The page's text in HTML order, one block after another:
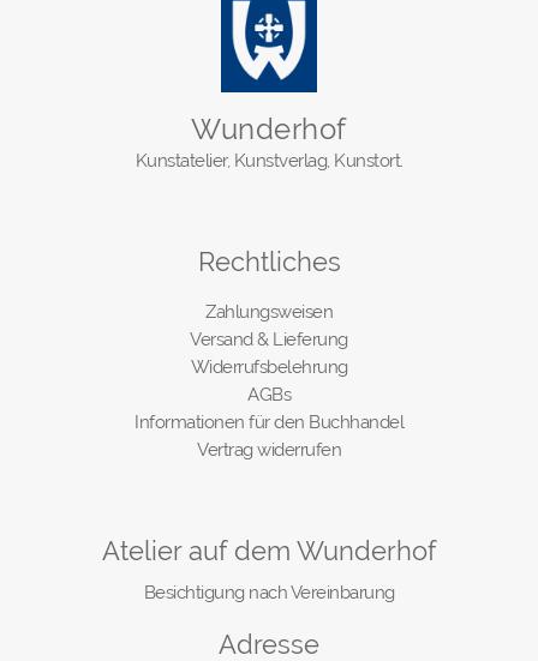
Wunderhof
Kunstatelier, Kunstverlag, Kunstort.
Rechtliches
Zahlungsweisen
Versand & Lieferung
Widerrufsbelehrung
AGBs
Informationen für den Buchhandel
Vertrag widerrufen
Atelier auf dem Wunderhof
Besichtigung nach Vereinbarung
Adresse